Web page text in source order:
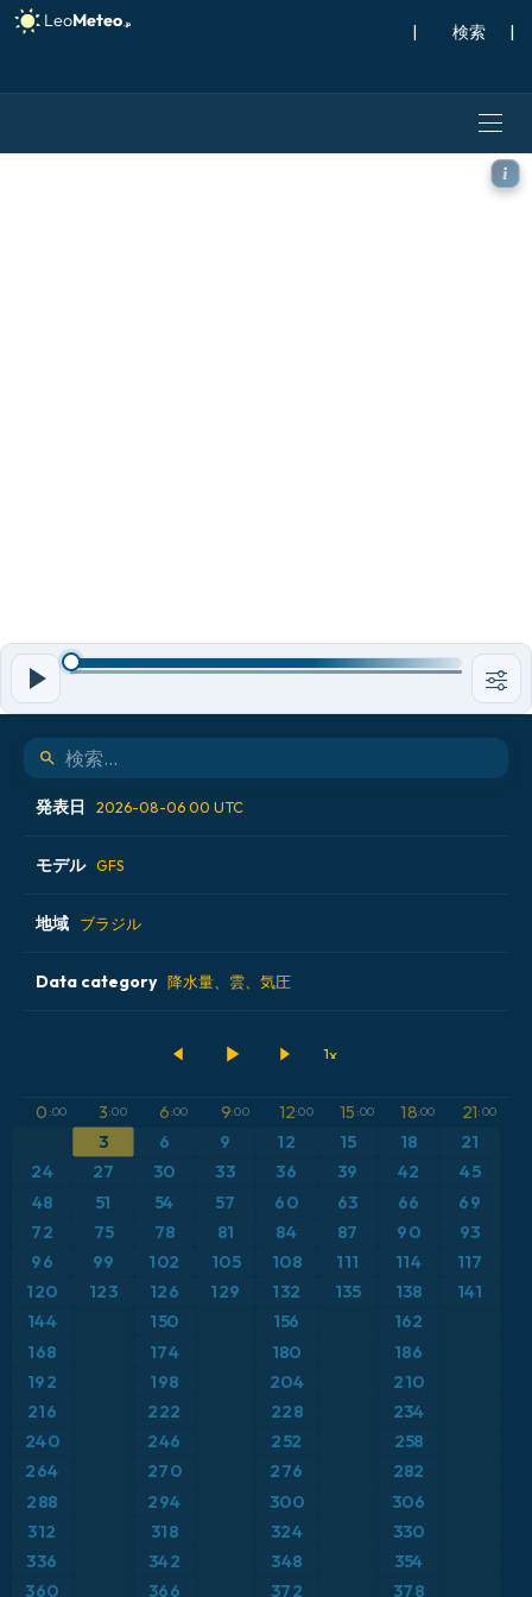
| |
GFS モデル - ブラジル, 降
発表日 2026-08-06 00 UTC
2026-08-05 12 UTC
2026-08-05 18 UTC
2026-08-06 00 UTC
モデル GFS
ALADIN CZ 2.3 km
ECMWF AIFS [AI]
ICON ドイツ 2 km
地域 ブラジル
アイスランド
イギリス
イタリア
オーストリア
ギリシャ
スイス
スカンジナビア
スペイン
トルコ
Data category 降水量、雲、気圧
気温異常（2m）
気温異常（850hPa）
気温（2m）
気温（850hPa）
積雪深
突風
突風（最大）
0 :00 3:00 6:00 9:00 12:00 15 :00 18:00 21:00
3 6 9 12 15 18
21
24
27 30 33 36 39 42 45
48 51 54 57 60 63 66 69
72 75 78 81 84 87 90
93
96
99 102 105 108 111 114 117
120 123 126 129 132 135 138 141
144 150 156
162
168
174 180
186
192
198 204
210
216
222 228 234
240 246 252 258
264 270 276
282
288
294 300
306
312
318 324
330
336
342 348 354
360 366 372 378